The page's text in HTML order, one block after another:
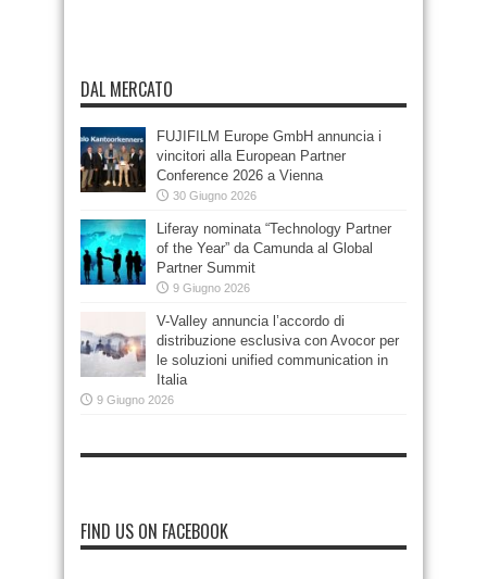
DAL MERCATO
FUJIFILM Europe GmbH annuncia i
vincitori alla European Partner
Conference 2026 a Vienna
30 Giugno 2026
Liferay nominata “Technology Partner
of the Year” da Camunda al Global
Partner Summit
9 Giugno 2026
V-Valley annuncia l’accordo di
distribuzione esclusiva con Avocor per
le soluzioni unified communication in
Italia
9 Giugno 2026
FIND US ON FACEBOOK